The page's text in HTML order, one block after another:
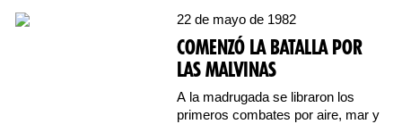
22 de mayo de 1982
COMENZÓ LA BATALLA POR
LAS MALVINAS
A la madrugada se libraron los
primeros combates por aire, mar y